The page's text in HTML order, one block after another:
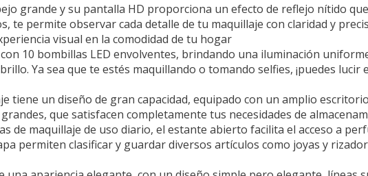
grande y su pantalla HD proporciona un efecto de reflejo nítido
te permite observar cada detalle de tu maquillaje con claridad y
visual en la comodidad de tu hogar
10 bombillas LED envolventes, brindando una iluminación
Ya sea que te estés maquillando o tomando selfies, ¡puedes lucir
tiene un diseño de gran capacidad, equipado con un amplio
que satisfacen completamente tus necesidades de
de maquillaje de uso diario, el estante abierto facilita el acceso a
permiten clasificar y guardar diversos artículos como joyas y